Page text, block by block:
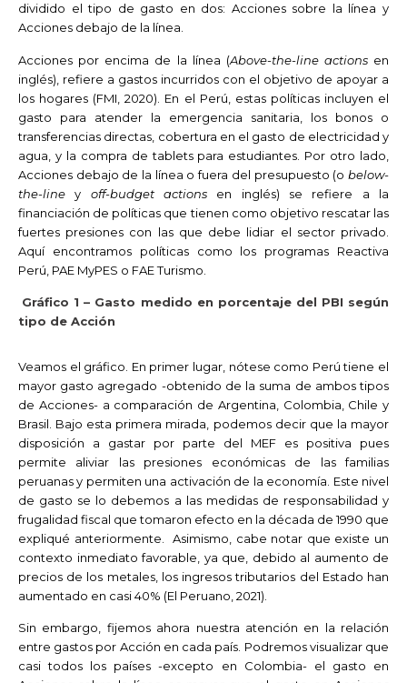
dividido el tipo de gasto en dos: Acciones sobre la línea y
Acciones debajo de la línea.
Acciones por encima de la línea (Above-the-line actionsen
inglés), refiere a gastos incurridos con el objetivo de apoyar a
los hogares (FMI, 2020). En el Perú, estas políticas incluyen el
gasto para atender la emergencia sanitaria, los bonos o
transferencias directas, cobertura en el gasto de electricidad y
agua, y la compra de tablets para estudiantes. Por otro lado,
Acciones debajo de la línea o fuera del presupuesto (o below-
the-line y off-budget actions en inglés) se refiere a la
financiación de políticas que tienen como objetivo rescatar las
fuertes presiones con las que debe lidiar el sector privado.
Aquí encontramos políticas como los programas Reactiva
Perú, PAE MyPES o FAE Turismo.
Gráfico 1 – Gasto medido en porcentaje del PBI según
tipo de Acción
Veamos el gráfico. En primer lugar, nótese como Perú tiene el
mayor gasto agregado -obtenido de la suma de ambos tipos
de Acciones- a comparación de Argentina, Colombia, Chile y
Brasil. Bajo esta primera mirada, podemos decir que la mayor
disposición a gastar por parte del MEF es positiva pues
permite aliviar las presiones económicas de las familias
peruanas y permiten una activación de la economía. Este nivel
de gasto se lo debemos a las medidas de responsabilidad y
frugalidad fiscal que tomaron efecto en la década de 1990 que
expliqué anteriormente. Asimismo, cabe notar que existe un
contexto inmediato favorable, ya que, debido al aumento de
precios de los metales, los ingresos tributarios del Estado han
aumentado en casi 40% (El Peruano, 2021).
Sin embargo, fijemos ahora nuestra atención en la relación
entre gastos por Acción en cada país. Podremos visualizar que
casi todos los países -excepto en Colombia- el gasto en